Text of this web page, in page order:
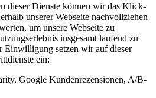
dieser Dienste können wir das Klick-
unserer Webseite nachvollziehen
um unsere Webseite zu
insgesamt laufend zu
Einwilligung setzen wir auf dieser
ein:
Google Kundenrezensionen, A/B-